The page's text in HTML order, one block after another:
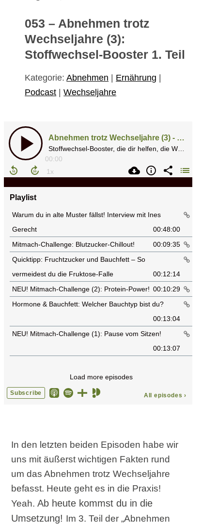
053 – Abnehmen trotz
Wechseljahre (3):
Stoffwechsel-Booster 1. Teil
Kategorie:Abnehmen | Ernährung |
Podcast |Wechseljahre
In den letzten beiden Episoden habe wir
uns mit äußerst wichtigen Fakten rund
um das Abnehmen trotz Wechseljahre
befasst. Heute geht es in die Praxis!
Yeah. Ab heute kommst du in die
Umsetzung! Im 3. Teil der „Abnehmen